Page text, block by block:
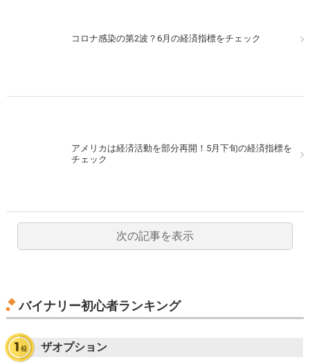
コロナ感染の第2波？6月の経済指標をチェック
アメリカは経済活動を部分再開！5月下旬の経済指標を
チェック
次の記事を表示
バイナリー初心者ランキング
ザオプション